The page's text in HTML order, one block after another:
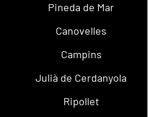
Pineda de Mar
Canovelles
Campins
Julià de Cerdanyola
Ripollet